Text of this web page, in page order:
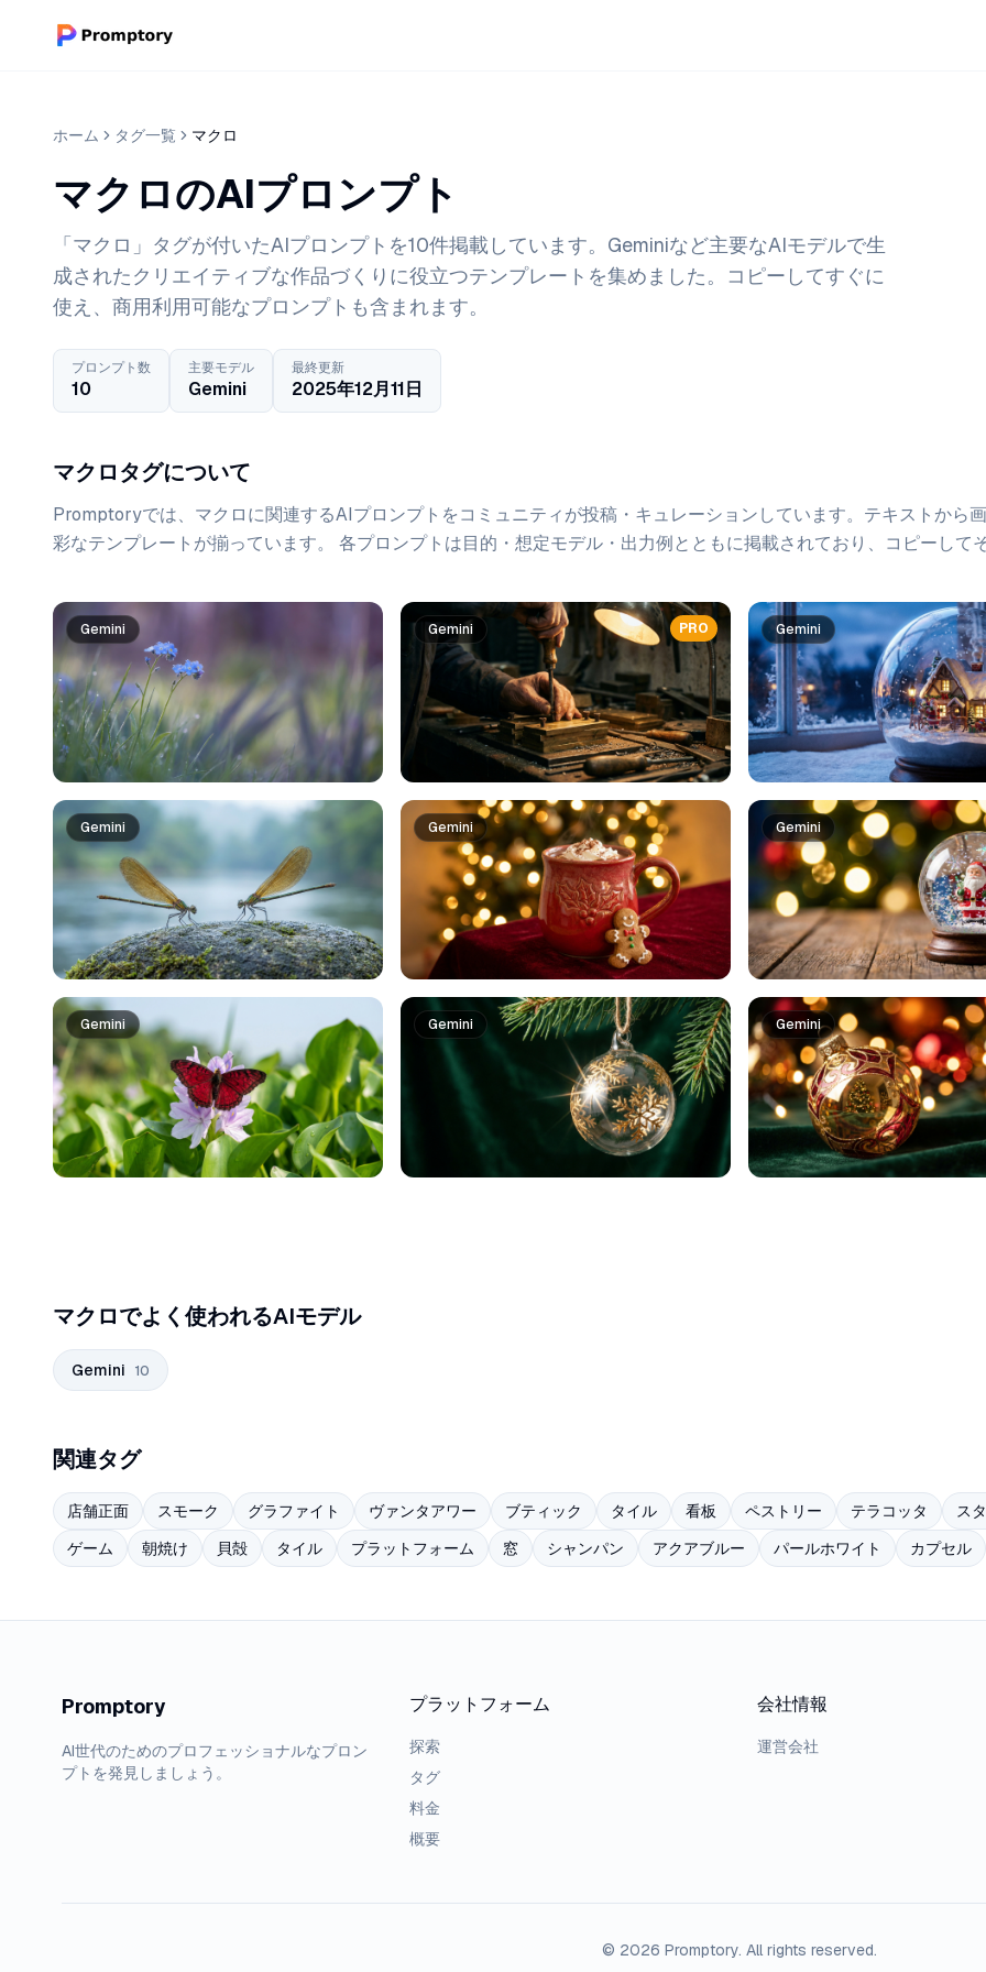
ホーム タグ一覧 マクロ
マクロのAIプロンプト
「マクロ」タグが付いたAIプロンプトを10件掲載しています。Geminiなど主要なAIモデルで生
成されたクリエイティブな作品づくりに役立つテンプレートを集めました。コピーしてすぐに
使え、商用利用可能なプロンプトも含まれます。
プロンプト数
10
主要モデル
Gemini
最終更新
2025年12月11日
マクロタグについて
Promptoryでは、 マクロに関連するAIプロンプトをコミュニティが投稿・キュレーションしています。 テキストから
彩なテンプレートが揃っています。 各プロンプトは目的・想定モデル・出力例とともに掲載されており、コピーし
プロンプト一覧
Gemini
Gemini
Gemini
PRO
Gemini
Gemini
Gemini
Gemini
Gemini
Gemini
マクロでよく使われるAIモデル
Gemini 10
関連タグ
店舗正面 スモーク グラファイト ヴァンタアワー ブティック タイル 看板 ペストリー テラコッタ
ス
ゲーム
朝焼け 貝殻 タイル プラットフォーム 窓 シャンパン アクアブルー パールホワイト カプセル
Promptory
AI世代のためのプロフェッショナルなプロン
プトを発見しましょう。
プラットフォーム
探索
タグ
料金
概要
会社情報
運営会社
© 2026 Promptory. All rights reserved.